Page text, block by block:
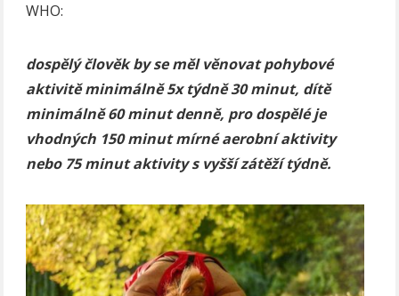
WHO:
dospělý člověk by se měl věnovat pohybové
aktivitě minimálně 5x týdně 30 minut, dítě
minimálně 60 minut denně, pro dospělé je
vhodných 150 minut mírné aerobní aktivity
nebo 75 minut aktivity s vyšší zátěží týdně.